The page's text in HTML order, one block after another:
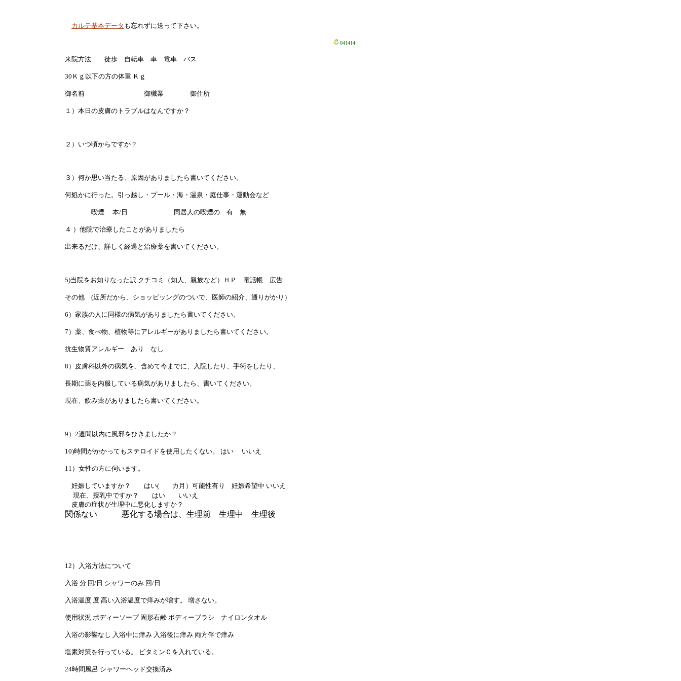
カルテ基本データ も忘れずに送って下さい。
041414
来院方法 徒歩 自転車 車 電車 バス
30Ｋｇ以下の方の体重 Ｋｇ
御名前 御職業 御住所
１）本日の皮膚のトラブルはなんですか？
２）いつ頃からですか？
３）何か思い当たる、原因がありましたら書いてください。
何処かに行った。引っ越し・プール・海・温泉・庭仕事・運動会など
喫煙 本/日 同居人の喫煙の 有 無
４ ）他院で治療したことがありましたら
出来るだけ、詳しく経過と治療薬を書いてください。
5)当院をお知りなった訳 クチコミ（知人、親族など）ＨＰ 電話帳 広告
その他 (近所だから、ショッピッングのついで、医師の紹介、通りがかり）
6）家族の人に同様の病気がありましたら書いてください。
7）薬、食べ物、植物等にアレルギーがありましたら書いてください。
抗生物質アレルギー あり なし
8）皮膚科以外の病気を、含めて今までに、入院したり、手術をしたり、
長期に薬を内服している病気がありましたら、書いてください。
現在、飲み薬がありましたら書いてください。
9）2週間以内に風邪をひきましたか？
10)時間がかかってもステロイドを使用したくない。 はい いいえ
11）女性の方に伺います。
妊娠していますか？ はい( カ月）可能性有り 妊娠希望中 いいえ
現在、授乳中ですか？ はい いいえ
皮膚の症状が生理中に悪化しますか？
関係ない 悪化する場合は、生理前 生理中 生理後
12）入浴方法について
入浴 分 回/日 シャワーのみ 回/日
入浴温度 度 高い入浴温度で痒みが増す。 増さない。
使用状況 ボディーソープ 固形石鹸 ボディーブラシ ナイロンタオル
入浴の影響なし 入浴中に痒み 入浴後に痒み 両方伴で痒み
塩素対策を行っている。 ビタミンＣを入れている。
24時間風呂 シャワーヘッド交換済み